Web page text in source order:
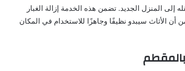
المنزل الجديد. تضمن هذه الخدمة إزالة الغبار
أن الأثاث سيبدو نظيفًا وجاهزًا للاستخدام في المكان